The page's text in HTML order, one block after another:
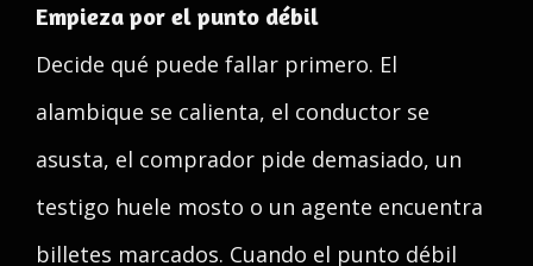
Empieza por el punto débil
Decide qué puede fallar primero. El
alambique se calienta, el conductor se
asusta, el comprador pide demasiado, un
testigo huele mosto o un agente encuentra
billetes marcados. Cuando el punto débil